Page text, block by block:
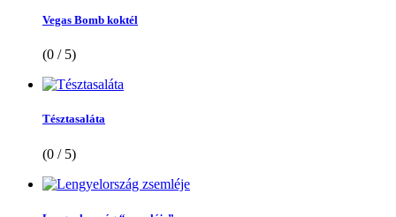
Vegas Bomb koktél
(0 / 5)
Tésztasaláta
(0 / 5)